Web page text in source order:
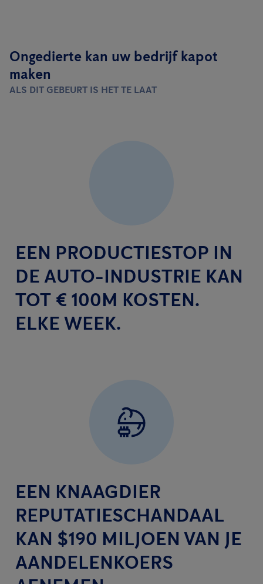
Ongedierte kan uw bedrijf kapot
maken
ALS DIT GEBEURT IS HET TE LAAT
EEN PRODUCTIESTOP IN
DE AUTO-INDUSTRIE KAN
TOT € 100M KOSTEN.
ELKE WEEK.
EEN KNAAGDIER
REPUTATIESCHANDAAL
KAN $190 MILJOEN VAN JE
AANDELENKOERS